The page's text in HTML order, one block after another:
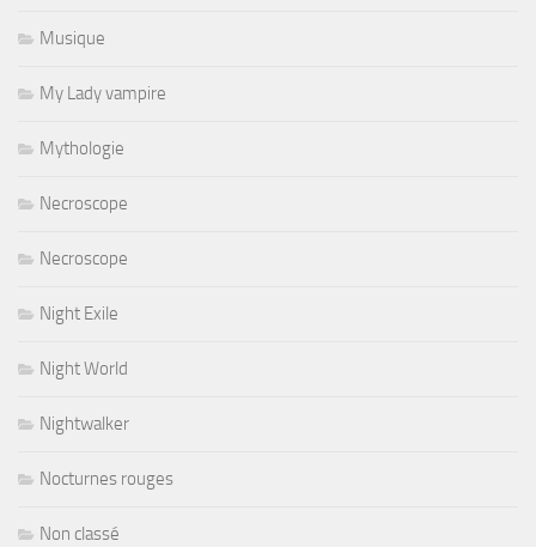
Musique
My Lady vampire
Mythologie
Necroscope
Necroscope
Night Exile
Night World
Nightwalker
Nocturnes rouges
Non classé